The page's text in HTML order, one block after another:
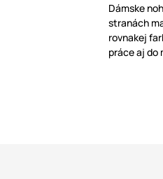
Dámske
stranách
rovnakej
práce aj do